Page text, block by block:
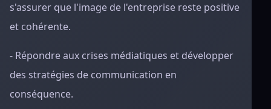
s'assurer que l'image de l'entreprise reste positive
et cohérente.
- Répondre aux crises médiatiques et développer
des stratégies de communication en
conséquence.